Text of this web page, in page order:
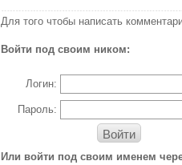
Для того чтобы написать
Войти под своим ником:
Логин:
Пароль:
Войти
Или войти под своим именем